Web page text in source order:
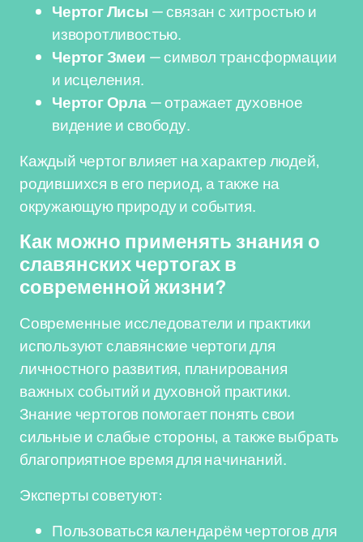
Чертог Лисы — связан с хитростью и
изворотливостью.
Чертог Змеи — символ трансформации
и исцеления.
Чертог Орла— отражает духовное
видение и свободу.
Каждый чертог влияет на характер людей,
родившихся в его период, а также на
окружающую природу и события.
Как можно применять знания о
славянских чертогах в
современной жизни?
Современные исследователи и практики
используют славянские чертоги для
личностного развития, планирования
важных событий и духовной практики.
Знание чертогов помогает понять свои
сильные и слабые стороны, а также выбрать
благоприятное время для начинаний.
Эксперты советуют:
Пользоваться календарём чертогов для